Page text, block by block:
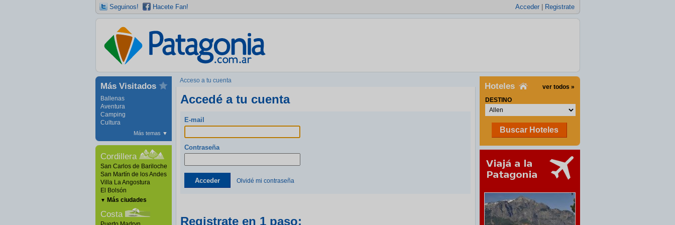
Seguinos! Hacete Fan! Acceder| Registrate
Más Visitados
Ballenas
Aventura
Camping
Cultura
Más temas ▼
Cordillera
San Carlos de Bariloche
San Martín de los Andes
Villa La Angostura
El Bolsón
▼ Más ciudades
Costa
Acceso a tu cuenta
Accedé a tu cuenta
E-mail
Contraseña
Acceder Olvidé mi contraseña
Registrate en 1 paso:
Hoteles
ver todos »
DESTINO
Buscar Hoteles